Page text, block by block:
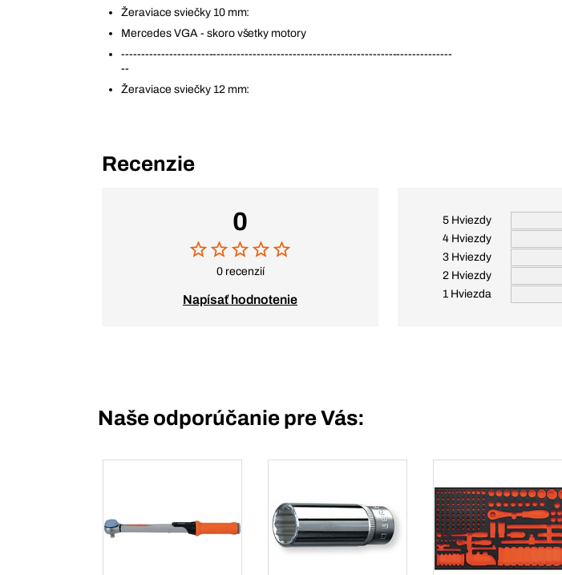
Žeraviace sviečky 10 mm:
Mercedes VGA - skoro všetky motory
-----------------------------------------------------------------------------------
--
Žeraviace sviečky 12 mm:
Recenzie
0
0 recenzií
Napísať hodnotenie
5 Hviezdy
4 Hviezdy
3 Hviezdy
2 Hviezdy
1 Hviezda
Naše odporúčanie pre Vás: